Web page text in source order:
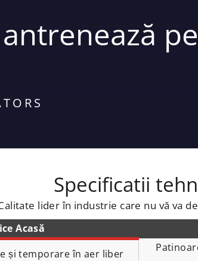
Specificatii
lider în industrie care nu vă va
Acasă
și temporare în aer liber